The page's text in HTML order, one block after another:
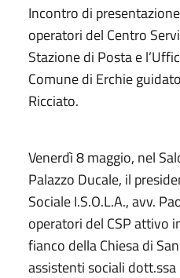
Incontro di
operatori del Centro
Stazione di Posta e
Comune di Erchie
Ricciato.
Venerdì 8 maggio, nel
Palazzo Ducale, il
Sociale I.S.O.L.A., avv.
operatori del CSP attivo
fianco della Chiesa di
assistenti sociali dott.ssa